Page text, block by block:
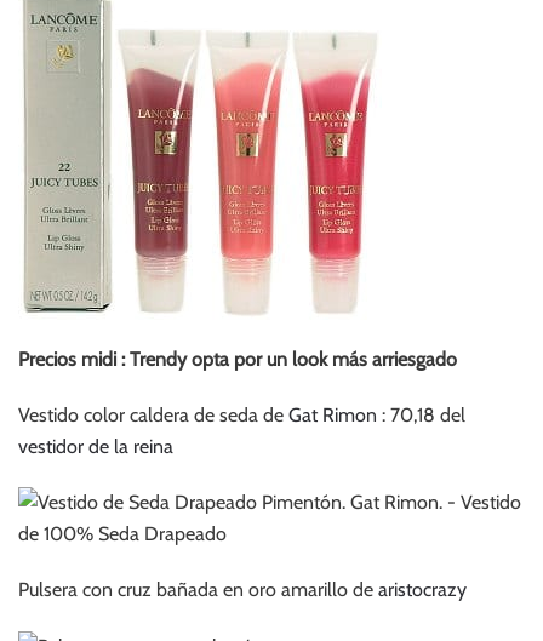
Precios midi : Trendy opta por un look más arriesgado
Vestido color caldera de seda de Gat Rimon : 70,18 del
vestidor de la reina
Pulsera con cruz bañada en oro amarillo de aristocrazy